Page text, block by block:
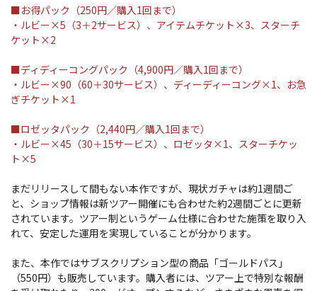
■お得パック（250円／購入1回まで）
・ルビー×5（3＋2サービス）、アイテムチケット×3、スターチ
ケット×2
■ディディーコングパック（4,900円／購入1回まで）
・ルビー×90（60＋30サービス）、ディーディーコング×1、お急
ぎチケット×1
■ロゼッタパック（2,440円／購入1回まで）
・ルビー×45（30＋15サービス）、ロゼッタ×1、スターチケッ
ト×5
まだリリースして間もない本作ですが、現状ガチャは約1週間ご
と、ショップ情報は新ツアー開催にも合わせた約2週間ごとに更新
されています。ツアー制というゲーム仕様に合わせた施策を取り入
れて、安定した運用を実現していることが分かります。
また、本作ではサブスクリプション型の商品「ゴールドパス」
（550円）も販売しています。購入者には、ツアー上で特別な報酬